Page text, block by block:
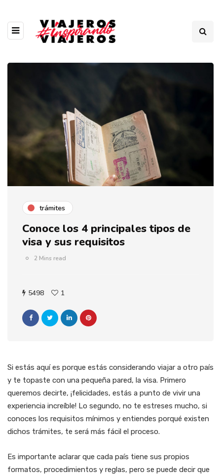
trámites
Conoce los 4 principales tipos de
visa y sus requisitos
2 Mins read
5498 1
Si estás aquí es porque estás considerando viajar a otro país
y te topaste con una pequeña pared, la visa. Primero
queremos decirte, ¡felicidades, estás a punto de vivir una
experiencia increíble! Lo segundo, no te estreses mucho, si
conoces los requisitos mínimos y entiendes porqué existen
dichos trámites, te será más fácil el proceso.
Es importante aclarar que cada país tiene sus propios
formatos, procedimientos y reglas, pero se puede decir que